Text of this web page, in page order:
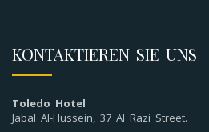
KONTAKTIEREN SIE UNS
Toledo Hotel
Jabal Al-Hussein, 37 Al Razi Street.